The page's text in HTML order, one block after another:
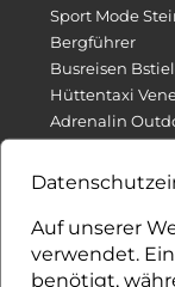
Sport Mode
Bergführer
Busreisen
Hüttentaxi
Adrenalin
Welcome Card
Kulinarik
Auf unserer
verwendet.
benötigt,